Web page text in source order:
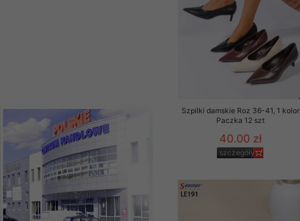
Szpilki damskie Roz 36-41, 1 kolor
Paczka 12 szt
40.00 zł
szczegóły